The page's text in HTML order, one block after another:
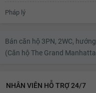
Pháp lý
Bán căn hộ 3PN, 2WC,
(Căn hộ The Grand
NHÂN VIÊN HỖ TRỢ 24/7